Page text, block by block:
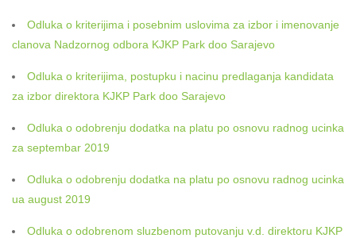
Odluka o kriterijima i posebnim uslovima za izbor i imenovanje
clanova Nadzornog odbora KJKP Park doo Sarajevo
Odluka o kriterijima, postupku i nacinu predlaganja kandidata
za izbor direktora KJKP Park doo Sarajevo
Odluka o odobrenju dodatka na platu po osnovu radnog ucinka
za septembar 2019
Odluka o odobrenju dodatka na platu po osnovu radnog ucinka
ua august 2019
Odluka o odobrenom sluzbenom putovanju v.d. direktoru KJKP